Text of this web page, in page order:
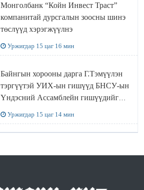
Монголбанк “Койн Инвест Траст”
компанитай дурсгалын зоосны шинэ
төслүүд хэрэгжүүлнэ
Уржигдар 15 цаг 16 мин
Байнгын хорооны дарга Г.Тэмүүлэн
тэргүүтэй УИХ-ын гишүүд БНСУ-ын
Үндэсний Ассамблейн гишүүдийг
Уржигдар 15 цаг 14 мин